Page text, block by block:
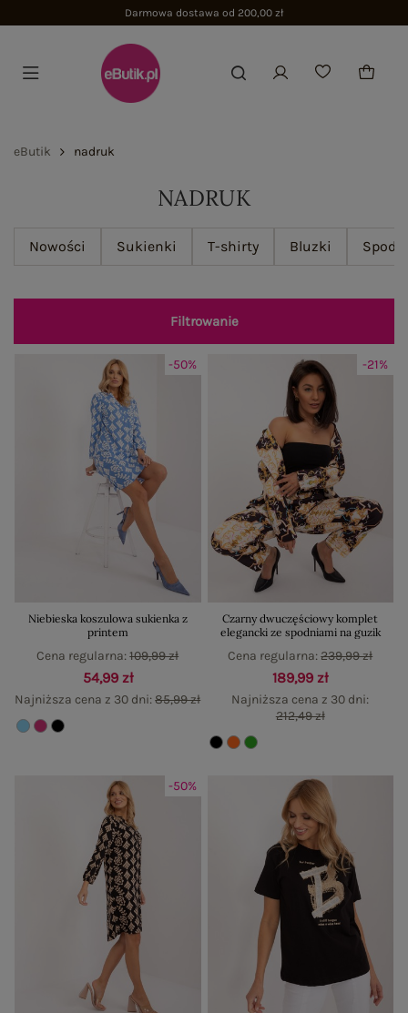
Zwrot do 100 dni
eButik nadruk
NADRUK
Nowości Sukienki T-shirty Bluzki
Filtrowanie
-50%
Niebieska koszulowa sukienka z
printem
54,99 zł
Najniższa cena z 30 dni:85,99 zł
Cena regularna:109,99 zł
-21%
Czarny dwuczęściowy komplet
elegancki ze spodniami na guzik
189,99 zł
Najniższa cena z 30 dni:
212,49 zł
Cena regularna:239,99 zł
-50%